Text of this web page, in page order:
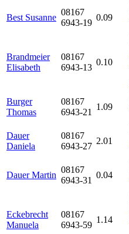
Best Susanne
08167
6943-19
0.09
Brandmeier
Elisabeth
08167
6943-13
0.10
Burger
Thomas
08167
6943-21
1.09
Dauer
Daniela
08167
6943-27
2.01
Dauer Martin
08167
6943-31
0.04
Eckebrecht
Manuela
08167
6943-59
1.14